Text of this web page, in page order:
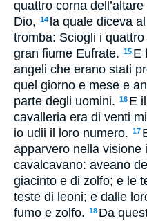
quattro corna
Dio, 14 la quale diceva
tromba: Sciogli i
gran fiume Eufrate. 15 E
angeli che erano stati
quel giorno e mese e
parte degli uomini. 16 E
cavalleria era di venti
io udii il loro numero. 17
apparvero nella visione
cavalcavano: aveano
giacinto e di zolfo; e le
teste di leoni; e dalle
fumo e zolfo. 18 Da